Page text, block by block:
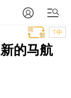
T中
的马航